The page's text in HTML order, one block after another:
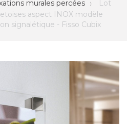
murales percées
Lot
aspect INOX modèle
signalétique - Fisso Cubix